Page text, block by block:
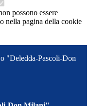
possono essere
nella pagina della cookie
"Deledda-Pascoli-Don